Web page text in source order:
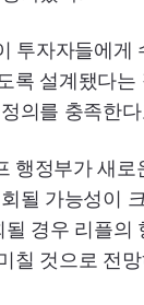
투자자들에게
록 설계됐다는
의를 충족한
행정부가 새로
될 가능성이
경우 리플의
칠 것으로 전